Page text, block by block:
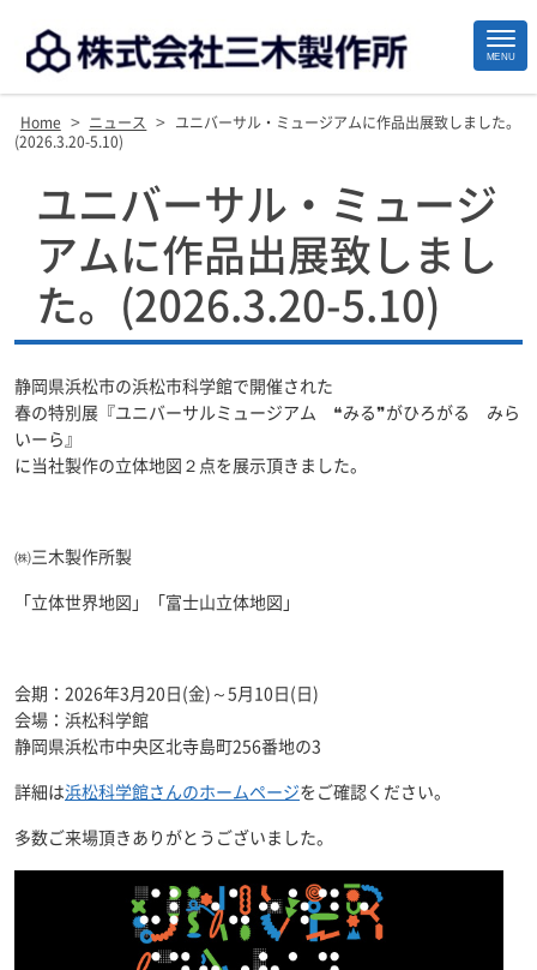
MENU
Home > ニュース >
ユニバーサル・ミュージアムに作品出展致しました。
(2026.3.20-5.10)
ユニバーサル・ミュージ
アムに作品出展致しまし
た。(2026.3.20-5.10)
静岡県浜松市の浜松市科学館で開催された
春の特別展『ユニバーサルミュージアム ❝みる❞がひろがる みら
いーら』
に当社製作の立体地図２点を展示頂きました。
㈱三木製作所製
「立体世界地図」「富士山立体地図」
会期：2026年3月20日(金)～5月10日(日)
会場：浜松科学館
静岡県浜松市中央区北寺島町256番地の3
詳細は浜松科学館さんのホームページをご確認ください。
多数ご来場頂きありがとうございました。
Footer